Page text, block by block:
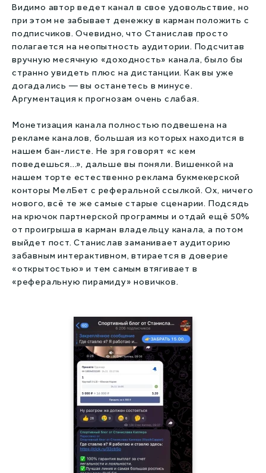
Видимо автор ведет канал в свое удовольствие, но
при этом не забывает денежку в карман положить с
подписчиков. Очевидно, что Станислав просто
полагается на неопытность аудитории. Подсчитав
вручную месячную «доходность» канала, было бы
странно увидеть плюс на дистанции. Как вы уже
догадались — вы останетесь в минусе.
Аргументация к прогнозам очень слабая.
Монетизация канала полностью подвешена на
рекламе каналов, большая из которых находится в
нашем бан-листе. Не зря говорят «с кем
поведешься...», дальше вы поняли. Вишенкой на
нашем торте естественно реклама букмекерской
конторы МелБет с реферальной ссылкой. Ох, ничего
нового, всё те же самые старые сценарии. Подсядь
на крючок партнерской программы и отдай ещё 50%
от проигрыша в карман владельцу канала, а потом
выйдет пост. Станислав заманивает аудиторию
забавным интерактивном, втирается в доверие
«открытостью» и тем самым втягивает в
«реферальную пирамиду» новичков.